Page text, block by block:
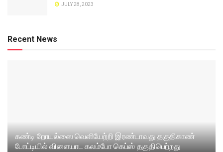
JULY 28, 2023
Recent News
கண்டி றோயல்ஸை வெளியேற்றி இரண்டாவது தகுதிகாண்
போட்டியில் விளையாட கலம்போ கெப்ஸ் தகுதிபெற்றது